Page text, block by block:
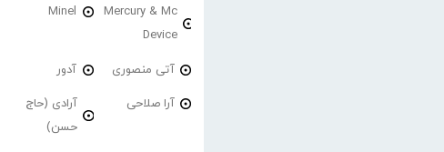
Mercury & Mc
Device
Minel
آتی منصوری آدور
آرا صلاحی
آرادی (حاج
حسن)